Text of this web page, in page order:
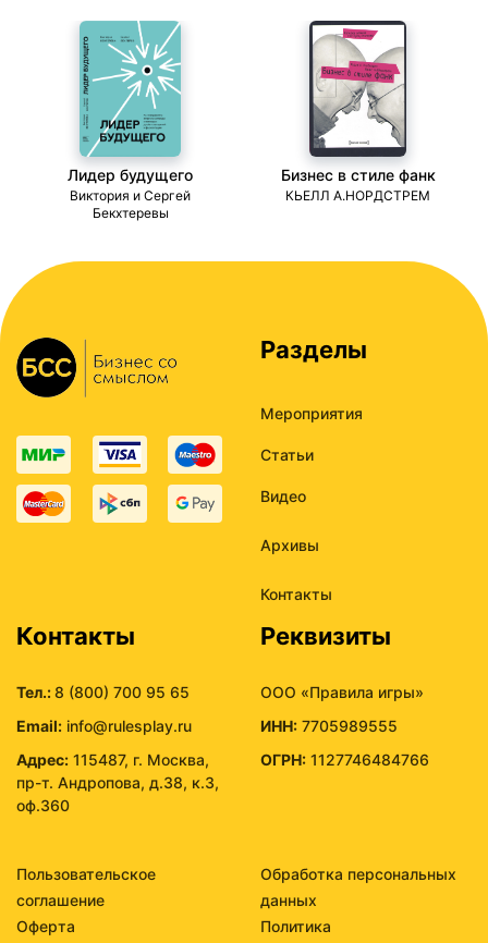
Лидер будущего
Виктория и Сергей
Бекхтеревы
Бизнес в стиле фанк
КЬЕЛЛ А.НОРДСТРЕМ
Разделы
Мероприятия
Статьи
Видео
Архивы
Контакты
Контакты
Тел.:8 (800) 700 95 65
Email: info@rulesplay.ru
Адрес: 115487, г. Москва,
пр-т. Андропова, д.38, к.3,
оф.360
Реквизиты
ООО «Правила игры»
ИНН: 7705989555
ОГРН: 1127746484766
Пользовательское
соглашение
Обработка персональных
данных
Оферта
Политика